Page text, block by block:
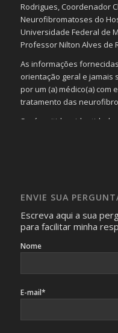
Rodrigues, Coordenador
Neurofibromatoses do
Universidade Federal de
Professor Nilton Alves de
As informações
orientação geral e jamais
por um (a) médico(a) com
tratamento das
Será omitida a identidade
identificação da pessoa
ENVIE SUA
Escreva aqui a sua
para facilitar minha
Nome
E-mail*